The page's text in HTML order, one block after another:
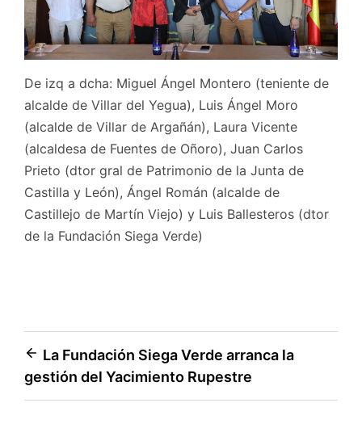
De izq a dcha: Miguel Ángel Montero (teniente de
alcalde de Villar del Yegua), Luis Ángel Moro
(alcalde de Villar de Argañán), Laura Vicente
(alcaldesa de Fuentes de Oñoro), Juan Carlos
Prieto (dtor gral de Patrimonio de la Junta de
Castilla y León), Ángel Román (alcalde de
Castillejo de Martín Viejo) y Luis Ballesteros (dtor
de la Fundación Siega Verde)
Navegación
de
La Fundación Siega Verde arranca la
gestión del Yacimiento Rupestre